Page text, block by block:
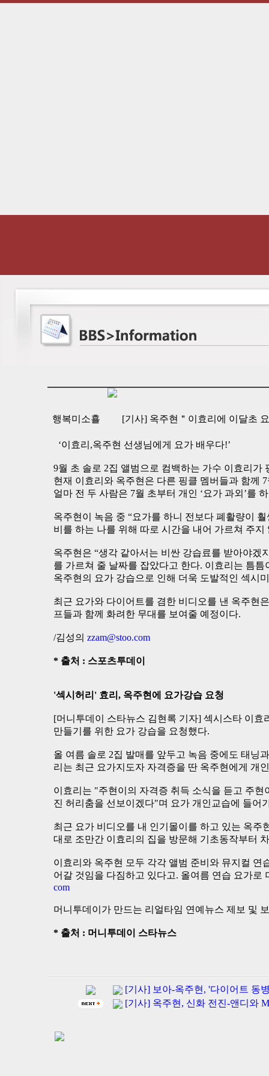
행복미소횰 [기사] 옥주현＂이효리에 이달초
‘이효리,옥주현 선생님에게 요가 배우다!’
9월 초 솔로 2집 앨범으로 컴백하는 가수 이효리
현재 이효리와 옥주현은 다른 핑클 멤버들과 함께
얼마 전 두 사람은 7월 초부터 개인 ‘요가 과외’를
옥주현이 녹음 중 “요가를 하니 전보다 폐활량이
비를 하는 나를 위해 따로 시간을 내어 가르쳐 주지
옥주현은 “생각 같아서는 비싼 강습료를 받아야겠
를 가르쳐 줄 날짜를 잡았다고 한다. 이효리는 틈
옥주현의 요가 강습으로 인해 더욱 도발적인 섹시
최근 요가와 다이어트를 겸한 비디오를 낸 옥주현
프들과 함께 화려한 무대를 보여줄 예정이다.
/김성의 zzam@stoo.com
* 출처 : 스포츠투데이
'섹시허리' 효리, 옥주현에 요가강습 요청
[머니투데이 스타뉴스 김현록 기자] 섹시스타 이
만들기를 위한 요가 강습을 요청했다.
올 여름 솔로 2집 발매를 앞두고 녹음 중에도 태닝
리는 최근 요가지도자 자격증을 딴 옥주현에게 개
이효리는 "주현이의 자격증 취득 소식을 듣고 주
진 허리춤을 선보이겠다"며 요가 개인교습에 들어
최근 요가 비디오를 내 인기몰이를 하고 있는 옥
대로 조만간 이효리의 집을 방문해 기초동작부터
이효리와 옥주현 모두 각각 앨범 준비와 뮤지컬
어갈 것임을 다짐하고 있다고. 올여름 연습 요가
com
머니투데이가 만드는 리얼타임 연예뉴스 제보 및
* 출처 : 머니투데이 스타뉴스
[기사] 보아-옥주현, '다이어트 동
[기사] 옥주현, 신화 전진-앤디와